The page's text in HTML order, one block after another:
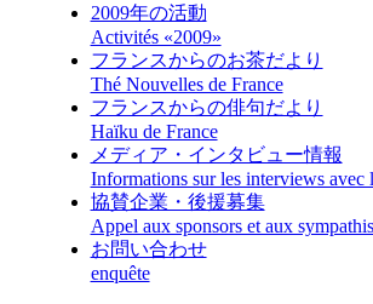
2009年の活動
Activités «2009»
フランスからのお茶だより
Thé Nouvelles de France
フランスからの俳句だより
Haïku de France
メディア・インタビュー情報
Informations sur les interviews avec
協賛企業・後援募集
Appel aux sponsors et aux
お問い合わせ
enquête